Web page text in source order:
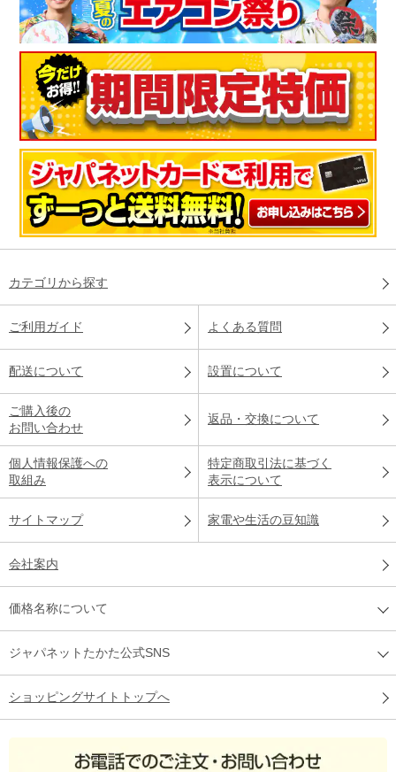
カテゴリから探す
ご利用ガイド よくある質問
配送について 設置について
ご購入後の
お問い合わせ
返品・交換について
個人情報保護への
取組み
特定商取引法に基づく
表示について
サイトマップ 家電や生活の豆知識
会社案内
価格名称について
ジャパネットたかた公式SNS
ショッピングサイトトップへ